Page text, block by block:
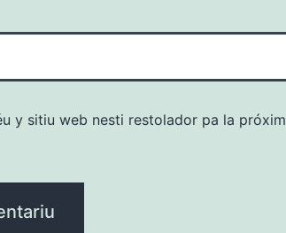
y sitiu web nesti restolador pa la